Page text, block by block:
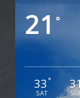
21 °
33 °
SAT